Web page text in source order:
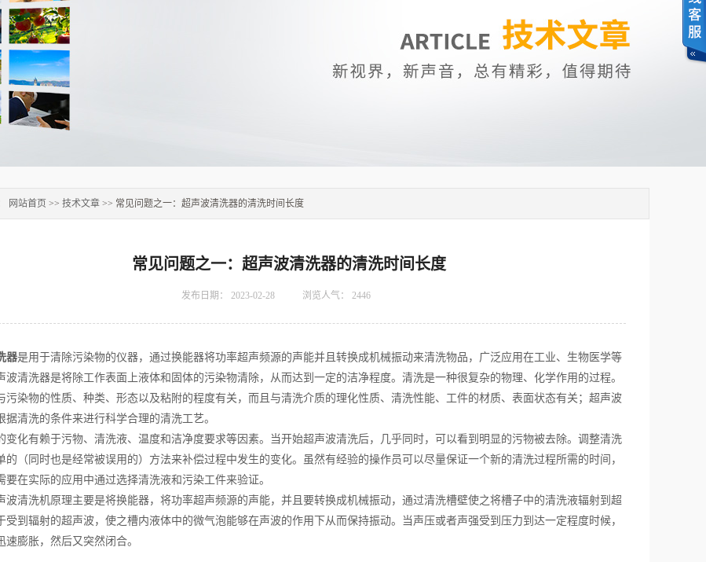
网站首页 >> 技术文章 >> 常见问题之一：超声波清洗器的清洗时间长度
常见问题之一：超声波清洗器的清洗时间长度
发布日期： 2023-02-28 浏览人气： 2446
器是用于清除污染物的仪器，通过换能器将功率超声频源的声能并且转换成机械振动来清洗物品，广泛应用在工业、生物医学等
波清洗器是将除工作表面上液体和固体的污染物清除，从而达到一定的洁净程度。清洗是一种很复杂的物理、化学作用的过程。
污染物的性质、种类、形态以及粘附的程度有关，而且与清洗介质的理化性质、清洗性能、工件的材质、表面状态有关；超声波
据清洗的条件来进行科学合理的清洗工艺。
变化有赖于污物、清洗液、温度和洁净度要求等因素。当开始超声波清洗后，几乎同时，可以看到明显的污物被去除。调整清洗
的（同时也是经常被误用的）方法来补偿过程中发生的变化。虽然有经验的操作员可以尽量保证一个新的清洗过程所需的时间，
要在实际的应用中通过选择清洗液和污染工件来验证。
波清洗机原理主要是将换能器，将功率超声频源的声能，并且要转换成机械振动，通过清洗槽壁使之将槽子中的清洗液辐射到超
受到辐射的超声波，使之槽内液体中的微气泡能够在声波的作用下从而保持振动。当声压或者声强受到压力到达一定程度时候，
速膨胀，然后又突然闭合。